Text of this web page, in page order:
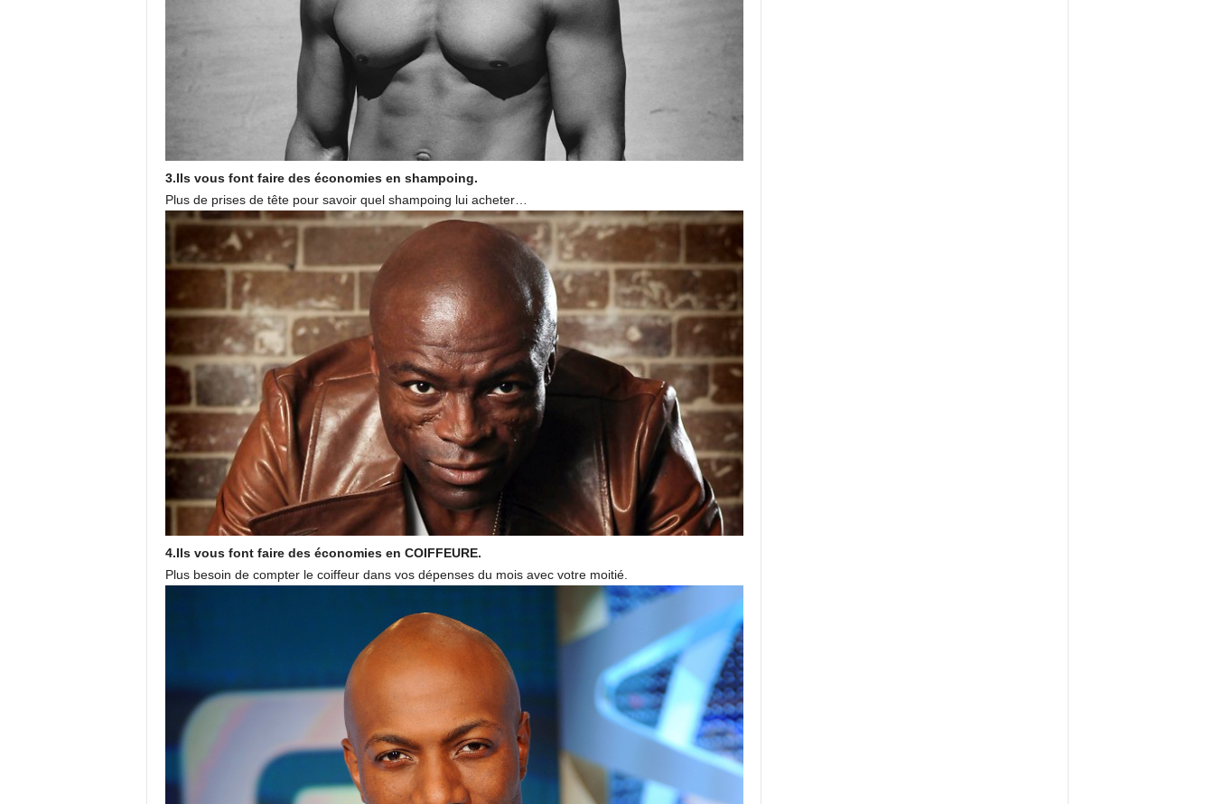
3.Ils vous font faire des économies en shampoing.
Plus de prises de tête pour savoir quel shampoing lui acheter…
4.Ils vous font faire des économies en COIFFEURE.
Plus besoin de compter le coiffeur dans vos dépenses du mois avec votre moitié.